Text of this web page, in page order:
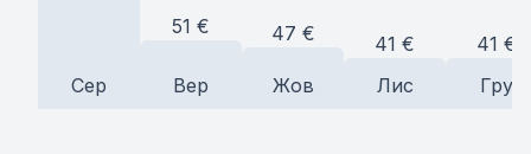
Сер
51 €
Вер
47 €
Жов
41 €
Лис
41 €
Гру